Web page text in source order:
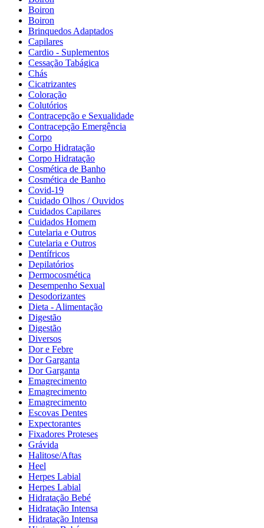
Boiron
Boiron
Brinquedos Adaptados
Capilares
Cardio - Suplementos
Cessação Tabágica
Chás
Cicatrizantes
Coloração
Colutórios
Contracepção e Sexualidade
Contracepção Emergência
Corpo
Corpo Hidratação
Corpo Hidratação
Cosmética de Banho
Cosmética de Banho
Covid-19
Cuidado Olhos / Ouvidos
Cuidados Capilares
Cuidados Homem
Cutelaria e Outros
Cutelaria e Outros
Dentífricos
Depilatórios
Dermocosmética
Desempenho Sexual
Desodorizantes
Dieta - Alimentação
Digestão
Digestão
Diversos
Dor e Febre
Dor Garganta
Dor Garganta
Emagrecimento
Emagrecimento
Emagrecimento
Escovas Dentes
Expectorantes
Fixadores Proteses
Grávida
Halitose/Aftas
Heel
Herpes Labial
Herpes Labial
Hidratação Bebé
Hidratação Intensa
Hidratação Intensa